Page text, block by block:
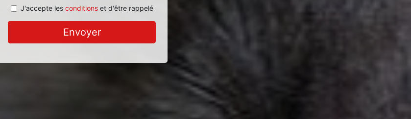
J'accepte les conditionset d'être rappelé
Envoyer